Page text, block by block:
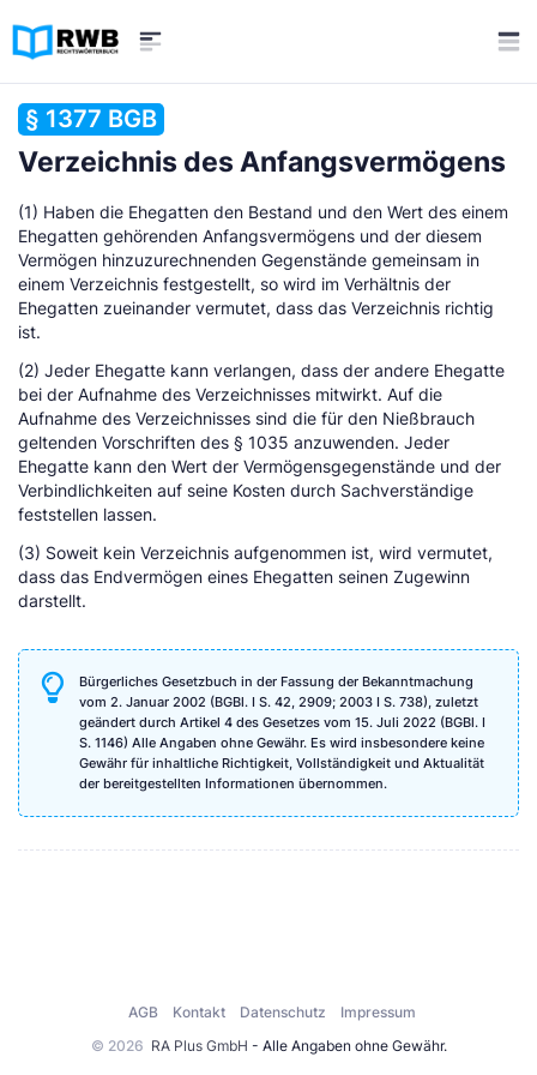
§ 1377 BGB
Verzeichnis des Anfangsvermögens
(1) Haben die Ehegatten den Bestand und den Wert des einem
Ehegatten gehörenden Anfangsvermögens und der diesem
Vermögen hinzuzurechnenden Gegenstände gemeinsam in
einem Verzeichnis festgestellt, so wird im Verhältnis der
Ehegatten zueinander vermutet, dass das Verzeichnis richtig
ist.
(2) Jeder Ehegatte kann verlangen, dass der andere Ehegatte
bei der Aufnahme des Verzeichnisses mitwirkt. Auf die
Aufnahme des Verzeichnisses sind die für den Nießbrauch
geltenden Vorschriften des § 1035 anzuwenden. Jeder
Ehegatte kann den Wert der Vermögensgegenstände und der
Verbindlichkeiten auf seine Kosten durch Sachverständige
feststellen lassen.
(3) Soweit kein Verzeichnis aufgenommen ist, wird vermutet,
dass das Endvermögen eines Ehegatten seinen Zugewinn
darstellt.
Bürgerliches Gesetzbuch in der Fassung der Bekanntmachung
vom 2. Januar 2002 (BGBl. I S. 42, 2909; 2003 I S. 738), zuletzt
geändert durch Artikel 4 des Gesetzes vom 15. Juli 2022 (BGBl. I
S. 1146) Alle Angaben ohne Gewähr. Es wird insbesondere keine
Gewähr für inhaltliche Richtigkeit, Vollständigkeit und Aktualität
der bereitgestellten Informationen übernommen.
© 2026 RA Plus GmbH - Alle Angaben ohne Gewähr.
AGB Kontakt Datenschutz Impressum